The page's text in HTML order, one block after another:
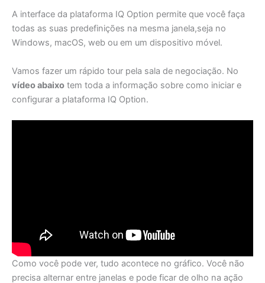
A interface da plataforma IQ Option permite que você faça
todas as suas predefinições na mesma janela,seja no
Windows, macOS, web ou em um dispositivo móvel.
Vamos fazer um rápido tour pela sala de negociação. No
vídeo abaixo tem toda a informação sobre como iniciar e
configurar a plataforma IQ Option.
Como você pode ver, tudo acontece no gráfico. Você não
precisa alternar entre janelas e pode ficar de olho na ação